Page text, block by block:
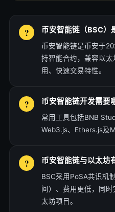
币安智能链（BSC）
币安智能链是币安于
持智能合约，兼容以
用、快速交易特性。
币安智能链开发需要
常用工具包括BNB
Web3.js、Ethers.js及
币安智能链与以太坊
BSC采用PoSA共识机
间）、费用更低，同
太坊项目。